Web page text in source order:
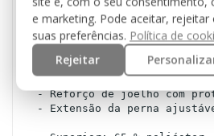
- 2 bolsos da coxa grandes
- 2 grandes bolsos traseiros
- 2 pequenos bolsos com
- presilhas de largura
- Fecho Zip ao longo das
- Reforço de joelho com
- Extensão da perna
e marketing. Pode aceitar, rejeitar
suas preferências. Política de
Rejeitar